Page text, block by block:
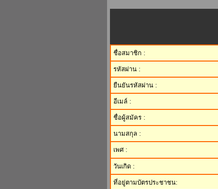
ชื่อสมาชิก :
รหัสผ่าน :
ยืนยันรหัสผ่าน :
อีเมล์ :
ชื่อผู้สมัคร :
นามสกุล :
เพศ :
วันเกิด :
ที่อยู่ตามบัตรประชาชน: